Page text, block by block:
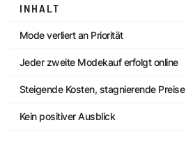
INHALT
Mode verliert an Priorität
Jeder zweite Modekauf erfolgt online
Steigende Kosten, stagnierende Preise
Kein positiver Ausblick